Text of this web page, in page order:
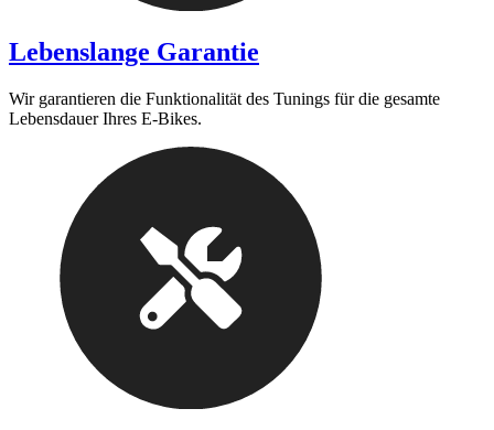
Lebenslange Garantie
Wir garantieren die Funktionalität des Tunings für die gesamte
Lebensdauer Ihres E-Bikes.